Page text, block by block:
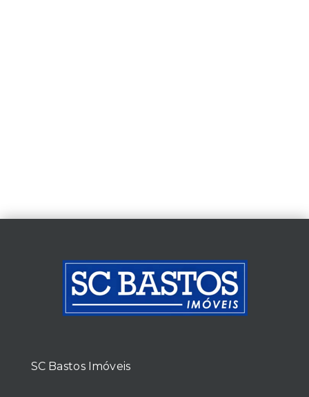
SC Bastos Imóveis